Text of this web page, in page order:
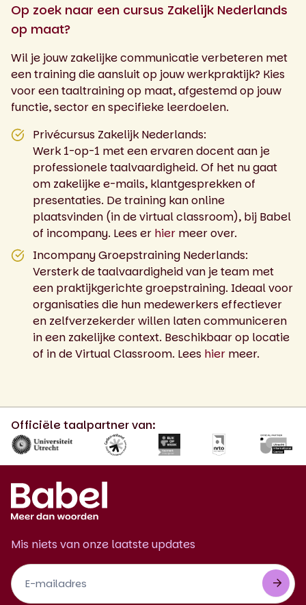
Op zoek naar een cursus Zakelijk Nederlands
op maat?
Wil je jouw zakelijke communicatie verbeteren met
een training die aansluit op jouw werkpraktijk? Kies
voor een taaltraining op maat, afgestemd op jouw
functie, sector en specifieke leerdoelen.
Privécursus Zakelijk Nederlands:
Werk 1-op-1 met een ervaren docent aan je
professionele taalvaardigheid. Of het nu gaat
om zakelijke e-mails, klantgesprekken of
presentaties. De training kan online
plaatsvinden (in de virtual classroom), bij Babel
of incompany. Lees er hier meer over.
Incompany Groepstraining Nederlands:
Versterk de taalvaardigheid van je team met
een praktijkgerichte groepstraining. Ideaal voor
organisaties die hun medewerkers effectiever
en zelfverzekerder willen laten communiceren
in een zakelijke context. Beschikbaar op locatie
of in de Virtual Classroom. Lees hier meer.
Officiële taalpartner van:
Mis niets van onze laatste updates
Footer
Newsletter